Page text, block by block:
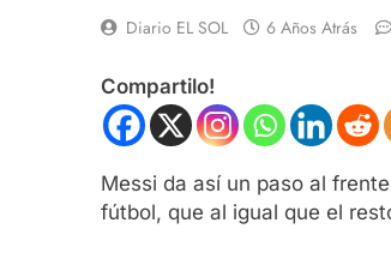
Diario EL SOL 6 Años Atrás
Compartilo!
Messi da así un paso al
fútbol, que al igual que el